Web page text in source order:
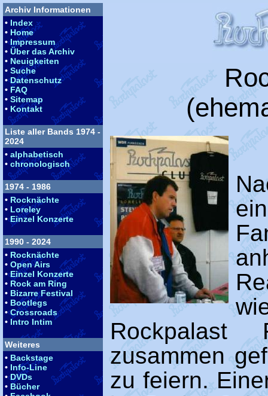
Archiv Informationen
• Index
• Home
•Impressum
• Über das Archiv
• Neuigkeiten
• Suche
•Datenschutz
• FAQ
• Sitemap
• Kontakt
Liste aller Bands 1974 -
2024
• alphabetisch
• chronologisch
1974 - 1986
• Rocknächte
• Loreley
•Einzel Konzerte
1990 - 2024
• Rocknächte
• Open Airs
•Einzel Konzerte
• Rock am Ring
• Bizarre Festival
• Bootlegs
•Crossroads
• Intro Intim
Weiteres
• Backstage
• Info-Line
•DVDs
• Bücher
zusammen
zu feiern.